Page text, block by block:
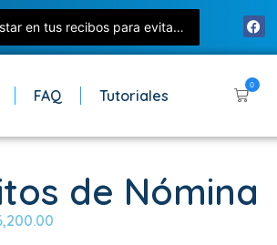
Nómina 2026: Todo lo que debes ajustar en tus recibos para evitar errores con el SAT
FAQ Tutoriales
0
de Nómina